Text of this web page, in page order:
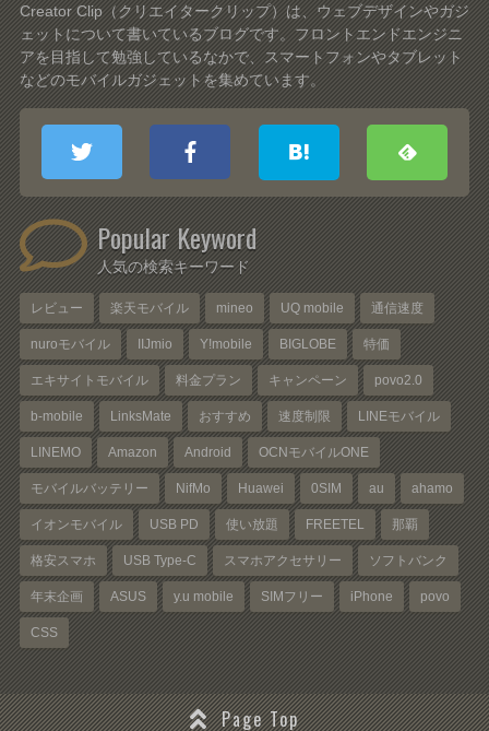
Creator Clip（クリエイタークリップ）は、ウェブデザインやガジ
ェットについて書いているブログです。フロントエンドエンジニ
アを目指して勉強しているなかで、スマートフォンやタブレット
などのモバイルガジェットを集めています。
Popular Keyword
人気の検索キーワード
レビュー 楽天モバイル mineo UQ mobile 通信速度
nuroモバイル IIJmio Y!mobile BIGLOBE 特価
エキサイトモバイル 料金プラン キャンペーン povo2.0
b-mobile LinksMate おすすめ 速度制限 LINEモバイル
LINEMO Amazon Android OCNモバイルONE
モバイルバッテリー NifMo Huawei 0SIM au ahamo
イオンモバイル USB PD 使い放題 FREETEL 那覇
格安スマホ USB Type-C スマホアクセサリー ソフトバンク
年末企画 ASUS y.u mobile SIMフリー iPhone povo
CSS
Page Top